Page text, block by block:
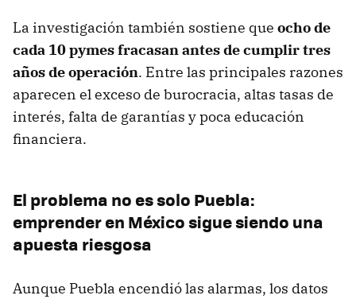
La investigación también sostiene que ocho de
cada 10 pymes fracasan antes de cumplir tres
años de operación. Entre las principales razones
aparecen el exceso de burocracia, altas tasas de
interés, falta de garantías y poca educación
financiera.
El problema no es solo Puebla:
emprender en México sigue siendo una
apuesta riesgosa
Aunque Puebla encendió las alarmas, los datos